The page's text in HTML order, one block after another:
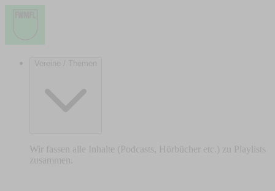
Vereine / Themen
Wir fassen alle Inhalte (Podcasts, Hörbücher etc.) zu Playlists
zusammen.